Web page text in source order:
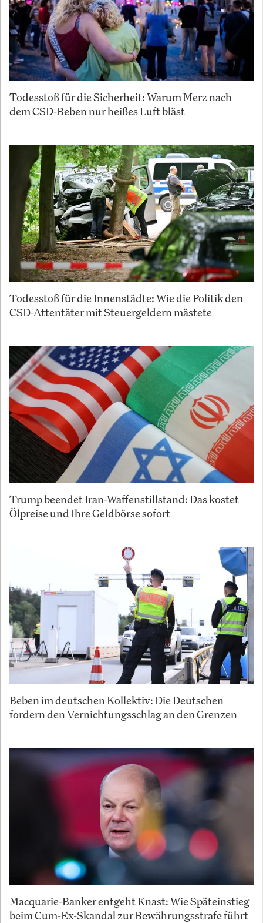
Todesstoß für die Sicherheit: Warum Merz nach
dem CSD-Beben nur heißes Luft bläst
Todesstoß für die Innenstädte: Wie die Politik den
CSD-Attentäter mit Steuergeldern mästete
Trump beendet Iran-Waffenstillstand: Das kostet
Ölpreise und Ihre Geldbörse sofort
Beben im deutschen Kollektiv: Die Deutschen
fordern den Vernichtungsschlag an den Grenzen
Macquarie-Banker entgeht Knast: Wie Späteinstieg
beim Cum-Ex-Skandal zur Bewährungsstrafe führt